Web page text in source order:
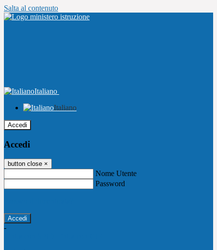
Salta al contenuto
Italiano
Italiano
Accedi
Accedi
button close ×
Nome Utente
Password
-